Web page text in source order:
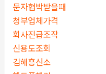
문자협박받을때
청부업체가격
회사진급조작
신용도조회
김해흥신소